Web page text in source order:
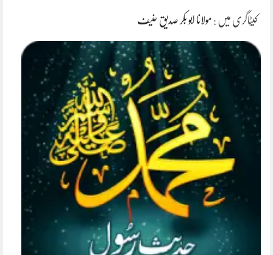
کیٹاگری میں : مولانا ابو بکر صدیق حنیف